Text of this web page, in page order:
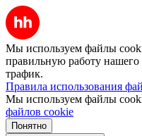
Мы используем файлы
правильную работу нашего
трафик.
Правила использования
Мы используем файлы
файлов cookie
Понятно